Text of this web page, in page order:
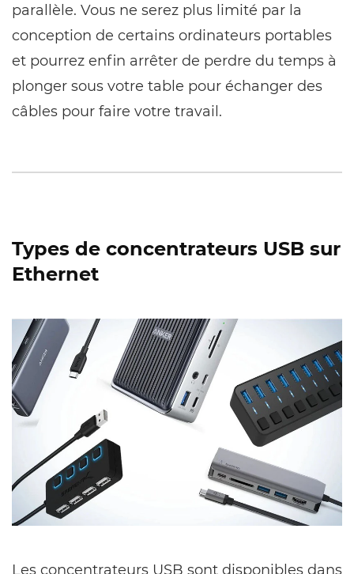
parallèle. Vous ne serez plus limité par la
conception de certains ordinateurs portables
et pourrez enfin arrêter de perdre du temps à
plonger sous votre table pour échanger des
câbles pour faire votre travail.
Types de concentrateurs USB sur
Ethernet
Les concentrateurs USB sont disponibles dans